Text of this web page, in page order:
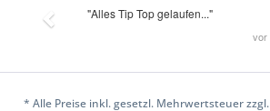
* Alle Preise inkl. gesetzl. Mehrwertsteuer zzgl.